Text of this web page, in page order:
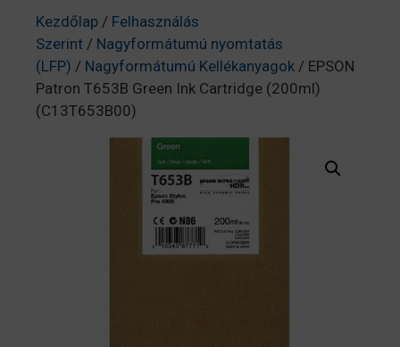
Kezdőlap / Felhasználás
Szerint / Nagyformátumú nyomtatás
(LFP) / Nagyformátumú Kellékanyagok / EPSON
Patron T653B Green Ink Cartridge (200ml)
(C13T653B00)